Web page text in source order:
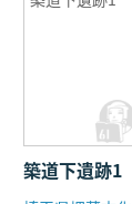
築道下遺跡1